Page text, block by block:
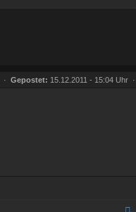
· Gepostet: 15.12.2011 - 15:04 Uhr ·